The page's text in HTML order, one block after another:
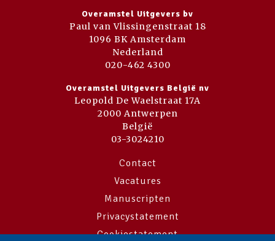
Overamstel Uitgevers bv
Paul van Vlissingenstraat 18
1096 BK Amsterdam
Nederland
020-462 4300
Overamstel Uitgevers België nv
Leopold De Waelstraat 17A
2000 Antwerpen
België
03-3024210
Contact
Vacatures
Manuscripten
Privacystatement
Cookiestatement